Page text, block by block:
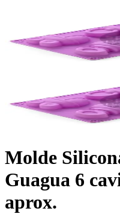
Molde
Guagua 6
aprox.